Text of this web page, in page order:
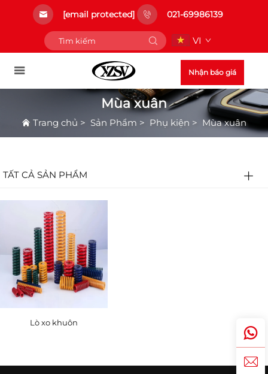
[email protected] 021-69986139
VI
Nhận báo giá
Mùa xuân
Trang chủ > Sản Phẩm > Phụ kiện > Mùa xuân
TẤT CẢ SẢN PHẨM
Lò xo khuôn